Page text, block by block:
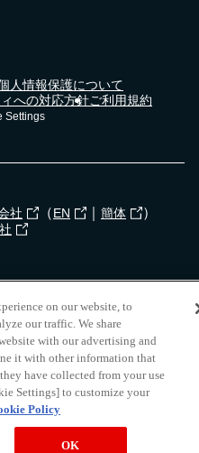
人情報保護について
への対応方針ご利用規約
Settings
社 （EN 簡体 ）
on our website, to
our traffic. We share
with our advertising and
it with other information that
have collected from your use
Settings] to customize your
Policy
OK